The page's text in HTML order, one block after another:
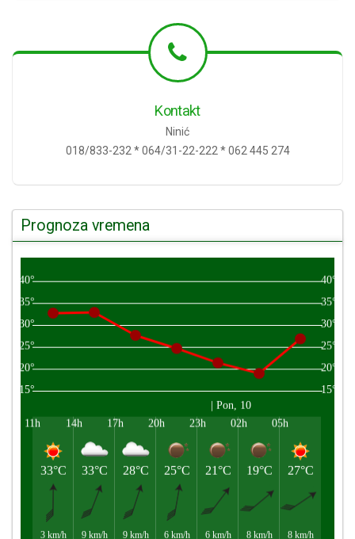
Kontakt
Ninić
018/833-232 * 064/31-22-222 * 062 445 274
Prognoza vremena